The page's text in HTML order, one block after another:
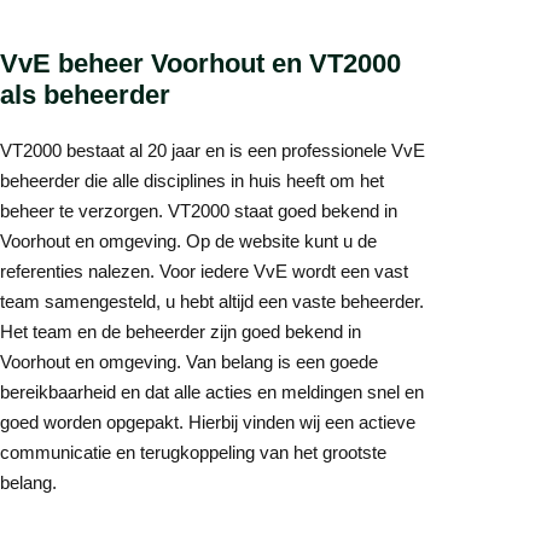
VvE beheer Voorhout en VT2000
als beheerder
VT2000 bestaat al 20 jaar en is een professionele VvE
beheerder die alle disciplines in huis heeft om het
beheer te verzorgen. VT2000 staat goed bekend in
Voorhout en omgeving. Op de website kunt u de
referenties nalezen. Voor iedere VvE wordt een vast
team samengesteld, u hebt altijd een vaste beheerder.
Het team en de beheerder zijn goed bekend in
Voorhout en omgeving. Van belang is een goede
bereikbaarheid en dat alle acties en meldingen snel en
goed worden opgepakt. Hierbij vinden wij een actieve
communicatie en terugkoppeling van het grootste
belang.